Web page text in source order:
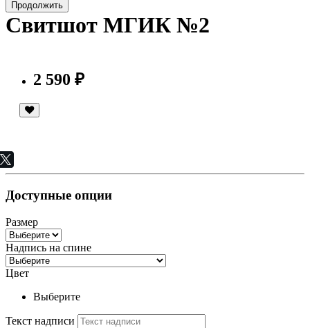
Продолжить
Свитшот МГИК №2
2 590 ₽
Доступные опции
Размер
Надпись на спине
Цвет
Выберите
Текст надписи